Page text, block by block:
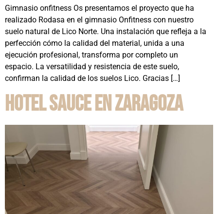
Gimnasio onfitness Os presentamos el proyecto que ha
realizado Rodasa en el gimnasio Onfitness con nuestro
suelo natural de Lico Norte. Una instalación que refleja a la
perfección cómo la calidad del material, unida a una
ejecución profesional, transforma por completo un
espacio. La versatilidad y resistencia de este suelo,
confirman la calidad de los suelos Lico. Gracias […]
Hotel Sauce en Zaragoza